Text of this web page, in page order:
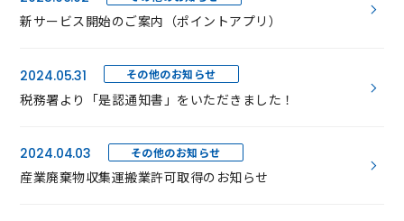
新サービス開始のご案内（ポイントアプリ）
2024.05.31 その他のお知らせ
税務署より「是認通知書」をいただきました！
2024.04.03 その他のお知らせ
産業廃棄物収集運搬業許可取得のお知らせ